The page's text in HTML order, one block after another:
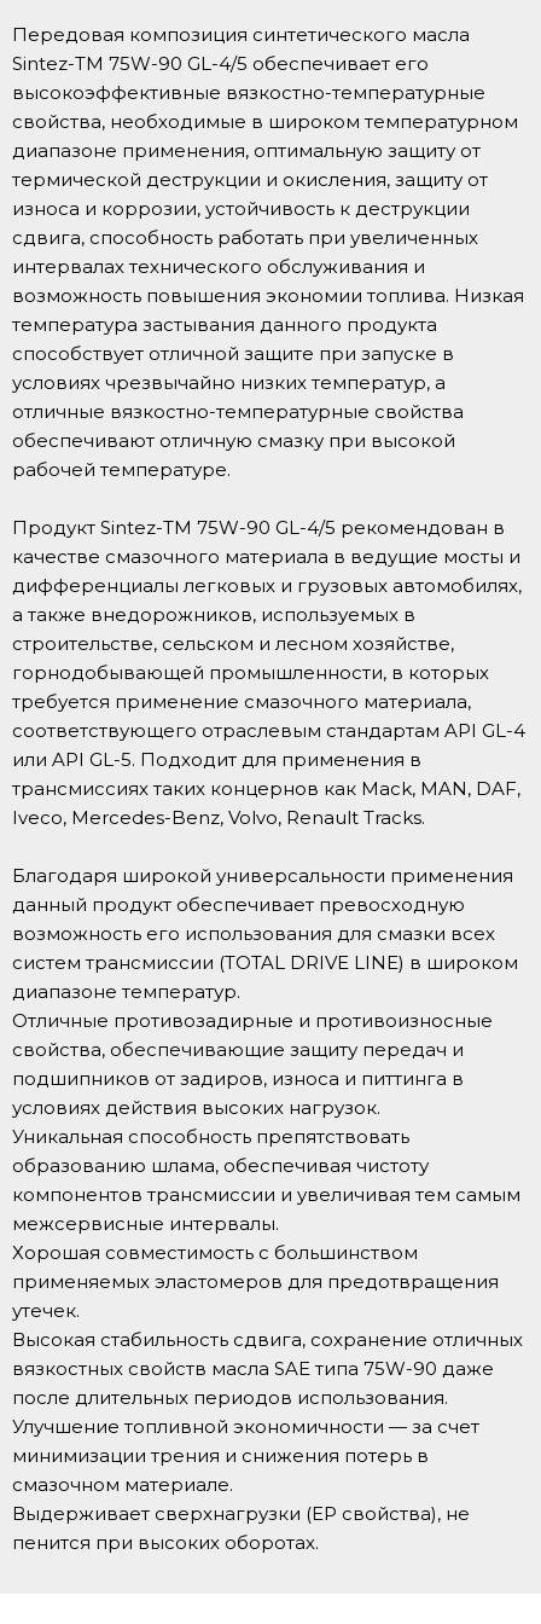
Передовая композиция синтетического масла
Sintez-TM 75W-90 GL-4/5 обеспечивает его
высокоэффективные вязкостно-температурные
свойства, необходимые в широком температурном
диапазоне применения, оптимальную защиту от
термической деструкции и окисления, защиту от
износа и коррозии, устойчивость к деструкции
сдвига, способность работать при увеличенных
интервалах технического обслуживания и
возможность повышения экономии топлива. Низкая
температура застывания данного продукта
способствует отличной защите при запуске в
условиях чрезвычайно низких температур, а
отличные вязкостно-температурные свойства
обеспечивают отличную смазку при высокой
рабочей температуре.
Продукт Sintez-TM 75W-90 GL-4/5 рекомендован в
качестве смазочного материала в ведущие мосты и
дифференциалы легковых и грузовых автомобилях,
а также внедорожников, используемых в
строительстве, сельском и лесном хозяйстве,
горнодобывающей промышленности, в которых
требуется применение смазочного материала,
соответствующего отраслевым стандартам API GL-4
или API GL-5. Подходит для применения в
трансмиссиях таких концернов как Mack, MAN, DAF,
Iveco, Mercedes-Benz, Volvo, Renault Tracks.
Благодаря широкой универсальности применения
данный продукт обеспечивает превосходную
возможность его использования для смазки всех
систем трансмиссии (TOTAL DRIVE LINE) в широком
диапазоне температур.
Отличные противозадирные и противоизносные
свойства, обеспечивающие защиту передач и
подшипников от задиров, износа и питтинга в
условиях действия высоких нагрузок.
Уникальная способность препятствовать
образованию шлама, обеспечивая чистоту
компонентов трансмиссии и увеличивая тем самым
межсервисные интервалы.
Хорошая совместимость с большинством
применяемых эластомеров для предотвращения
утечек.
Высокая стабильность сдвига, сохранение отличных
вязкостных свойств масла SAE типа 75W-90 даже
после длительных периодов использования.
Улучшение топливной экономичности — за счет
минимизации трения и снижения потерь в
смазочном материале.
Выдерживает сверхнагрузки (EP свойства), не
пенится при высоких оборотах.